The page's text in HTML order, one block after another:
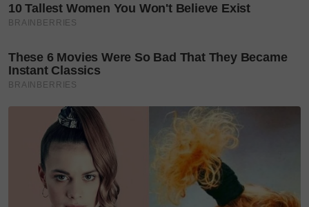
runcit biasa.
tempat ibu bapa atau sesiapa yang mencari hadiah
boleh meluangkan masa, menikmati kualiti produk
praktikal untuk kegunaan harian.”
"Falsafah reka bentuk Kays + Kins kekal berpaksikan
satu perkara iaitu keselesaan. Setiap produk
dihasilkan dengan teliti supaya lembut, ringan dan
mudah dipakai, sesuai dengan cuaca tropika.